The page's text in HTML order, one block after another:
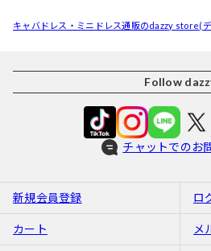
キャバドレス・ミニドレス通販のdazzy store(
Follow
チャットでのお
新規会員登録 ロ
カート メ